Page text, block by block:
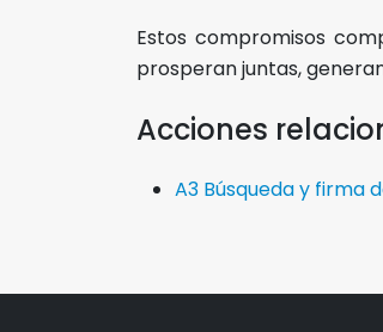
Estos compromisos
prosperan juntas,
Acciones
A3 Búsqueda y firma